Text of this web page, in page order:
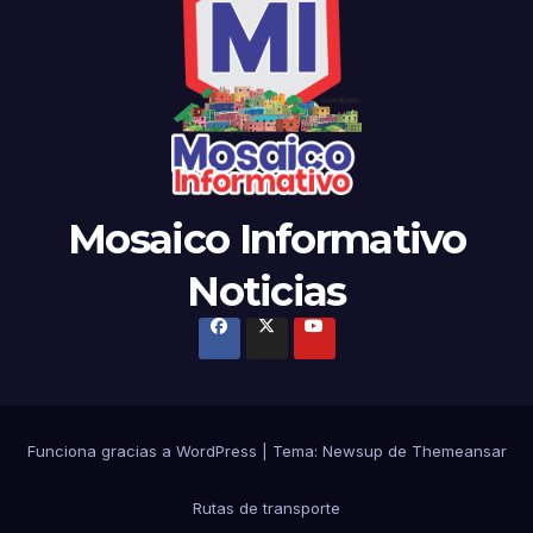
Mosaico Informativo
Noticias
Funciona gracias a WordPress Tema: Newsup de Themeansar
Rutas de transporte